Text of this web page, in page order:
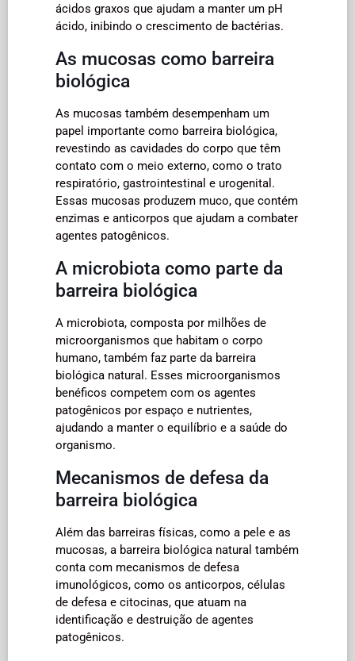
ácidos graxos que ajudam a manter um pH
ácido, inibindo o crescimento de bactérias.
As mucosas como barreira
biológica
As mucosas também desempenham um
papel importante como barreira biológica,
revestindo as cavidades do corpo que têm
contato com o meio externo, como o trato
respiratório, gastrointestinal e urogenital.
Essas mucosas produzem muco, que contém
enzimas e anticorpos que ajudam a combater
agentes patogênicos.
A microbiota como parte da
barreira biológica
A microbiota, composta por milhões de
microorganismos que habitam o corpo
humano, também faz parte da barreira
biológica natural. Esses microorganismos
benéficos competem com os agentes
patogênicos por espaço e nutrientes,
ajudando a manter o equilíbrio e a saúde do
organismo.
Mecanismos de defesa da
barreira biológica
Além das barreiras físicas, como a pele e as
mucosas, a barreira biológica natural também
conta com mecanismos de defesa
imunológicos, como os anticorpos, células
de defesa e citocinas, que atuam na
identificação e destruição de agentes
patogênicos.